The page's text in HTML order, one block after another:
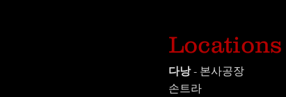
Locations
다낭 - 본사공장
손트라